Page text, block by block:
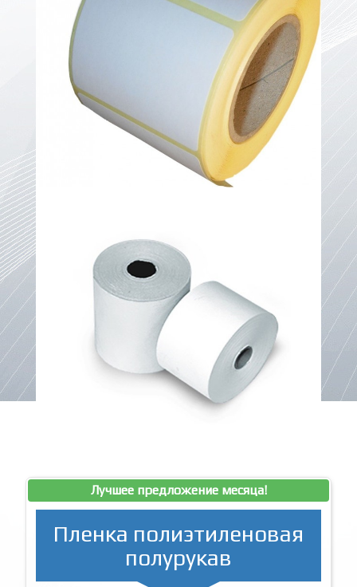
Лучшее предложение месяца!
Пленка полиэтиленовая
полурукав